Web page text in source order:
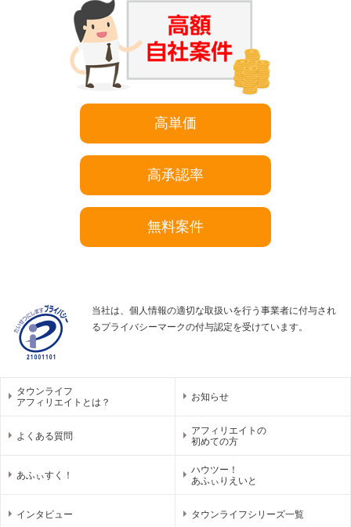
高単価
高承認率
無料案件
当社は、個人情報の適切な取扱いを行う事業者に付与され
るプライバシーマークの付与認定を受けています。
タウンライフ
アフィリエイトとは？
お知らせ
よくある質問
アフィリエイトの
初めての方
あふぃすく！
ハウツー！
あふぃりえいと
インタビュー タウンライフシリーズ一覧